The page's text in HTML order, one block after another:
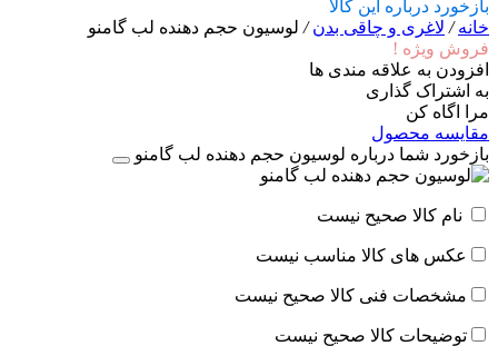
بازخورد درباره این کالا
خانه/ لاغری و چاقی بدن/ لوسیون حجم دهنده لب گامنو
فروش ویژه !
افزودن به علاقه مندی ها
به اشتراک گذاری
مرا اگاه کن
مقایسه محصول
بازخورد شما درباره لوسیون حجم دهنده لب گامنو
نام کالا صحیح نیست
عکس های کالا مناسب نیست
مشخصات فنی کالا صحیح نیست
توضیحات کالا صحیح نیست